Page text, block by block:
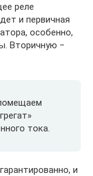
реле
и первичная
особенно,
Вторичную −
тока.
и